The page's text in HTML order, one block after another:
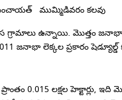
ముమ్మిడివరం కలవు
గ్రామాలు ఉన్నాయి. మొత్తం జనాభా
జనాభా లెక్కల ప్రకారం
0.015 లక్షల హెక్టార్లు,